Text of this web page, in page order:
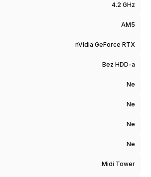
4.2 GHz
AM5
nVidia GeForce RTX
Bez HDD-a
Ne
Ne
Ne
Ne
Midi Tower